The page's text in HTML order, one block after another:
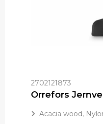
2702121873
Acacia wood,